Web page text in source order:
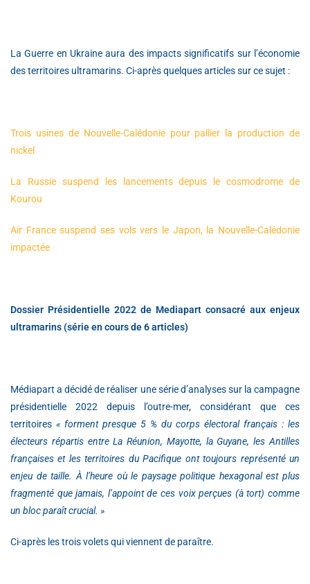
La Guerre en Ukraine aura des impacts significatifs sur l’économie
des territoires ultramarins. Ci-après quelques articles sur ce sujet :
Trois usines de Nouvelle-Calédonie pour pallier la production de
nickel
La Russie suspend les lancements depuis le cosmodrome de
Kourou
Air France suspend ses vols vers le Japon, la Nouvelle-Calédonie
impactée
Dossier Présidentielle 2022 de Mediapart consacré aux enjeux
ultramarins (série en cours de 6 articles)
Médiapart a décidé de réaliser une série d’analyses sur la campagne
présidentielle 2022 depuis l’outre-mer, considérant que ces
territoires « forment presque 5 % du corps électoral français : les
électeurs répartis entre La Réunion, Mayotte, la Guyane, les Antilles
françaises et les territoires du Pacifique ont toujours représenté un
enjeu de taille. À l’heure où le paysage politique hexagonal est plus
fragmenté que jamais, l’appoint de ces voix perçues (à tort) comme
un bloc paraît crucial. »
Ci-après les trois volets qui viennent de paraître.